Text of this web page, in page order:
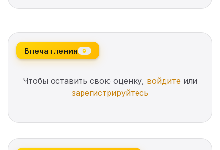
вместе. Я только надеюсь, что мы сможем все
Впечатления 0
Чтобы оставить свою оценку, войдите или
зарегистрируйтесь